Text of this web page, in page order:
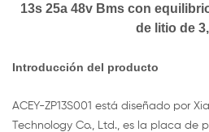
13s 25a 48v Bms con
de litio de
Introducción del producto
ACEY-ZP13S001 está diseñado por
Technology Co., Ltd., es la placa de